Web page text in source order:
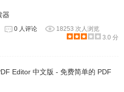
器
0 人评论
18253 次人浏览
3.0 分
Editor 中文版 - 免费简单的 PDF